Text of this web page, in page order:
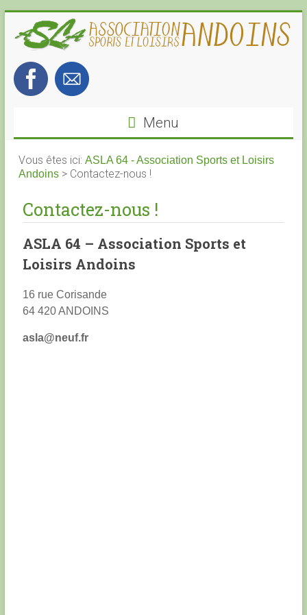
content
ASLA
Association
et
Loisirs
Andoins
Menu
Vous êtes ici: ASLA 64 - Association Sports et Loisirs
Andoins> Contactez-nous !
Contactez-nous !
ASLA 64 – Association Sports et
Loisirs Andoins
16 rue Corisande
64 420 ANDOINS
asla@neuf.fr